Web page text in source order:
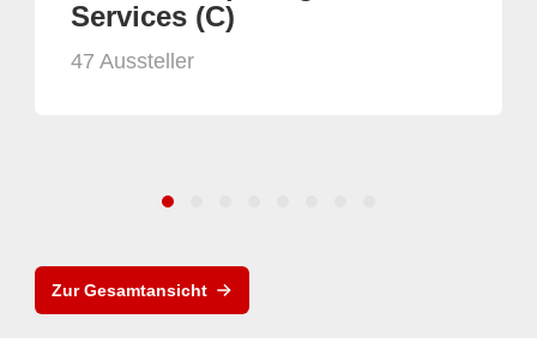
Services (C)
47 Aussteller
Zur Gesamtansicht